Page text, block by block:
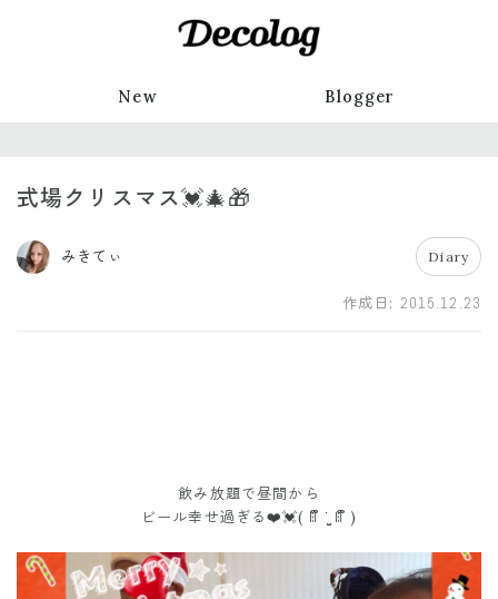
New Blogger
式場クリスマス💓🎄🎁
みきてぃ Diary
作成日: 2015.12.23
飲み放題で昼間から
ビール幸せ過ぎる❤️💓( ꈨຶ ˙̫̮ ꈨຶ )